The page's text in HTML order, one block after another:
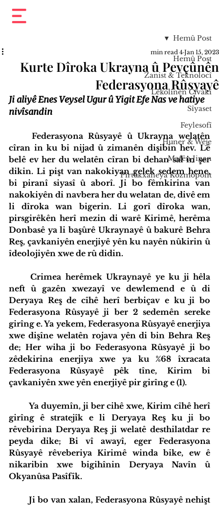
Hemû Post
Zanist & Teknolocî
Lêkolînên Civakî
Sîyaset
Feylesofî
Huner & Wêje
Mafên Jinan
Pirtûkxaneya Kozmopolît
Hemû Post
Kurte Dîroka Ukrayna û Pevçûnên
Federasyona Rûsyayê
Jan 15, 2023
4 min read
Ji aliyê Enes Veysel Ugur û Yigit Efe Nas ve hatiye
nivîsandin
cîran in ku bi nijad û zimanên dişibin hev. Lê
belê ev her du welatên cîran bi dehan sal in şer
dikin. Li pişt van nakokiyan gelek sedem hene,
bi piranî siyasî û aborî. Ji bo fêmkirina van
nakokiyên di navbera her du welatan de, divê em
li dîroka wan bigerin. Li gorî dîroka wan,
pirsgirêkên herî mezin di warê Kirimê, herêma
Donbasê ya li başûrê Ukraynayê û bakurê Behra
Reş, çavkaniyên enerjiyê yên ku nayên nûkirin û
îdeolojiyên xwe de rû didin.
	Crimea herêmek Ukraynayê ye ku ji hêla
neft û gazên xwezayî ve dewlemend e û di
Deryaya Reş de cîhê herî berbiçav e ku ji bo
Federasyona Rûsyayê ji ber 2 sedemên sereke
girîng e. Ya yekem, Federasyona Rûsyayê enerjiya
xwe dişîne welatên rojava yên di bin Behra Reş
de; Her wiha ji bo Federasyona Rûsyayê ji bo
zêdekirina enerjiya xwe ya ku %68 îxracata
Federasyona Rûsyayê pêk tîne, Kirim bi
çavkaniyên xwe yên enerjiyê pir girîng e (1).
girîng ê stratejîk e li Deryaya Reş ku ji bo
rêvebirina Deryaya Reş ji welatê desthilatdar re
peyda dike; Bi vî awayî, eger Federasyona
Rûsyayê rêveberiya Kirimê winda bike, ew ê
nikaribin xwe bigihînin Deryaya Navîn û
Okyanûsa Pasîfîk.